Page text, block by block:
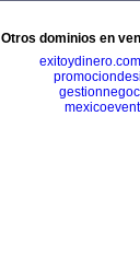
Otros dominios en
exitoydinero.com